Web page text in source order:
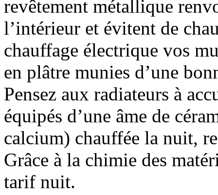
revêtement métallique
l’intérieur et évitent de
chauffage électrique vos
en plâtre munies d’une
Pensez aux radiateurs à
équipés d’une âme de
calcium) chauffée la nuit,
Grâce à la chimie des
tarif nuit.